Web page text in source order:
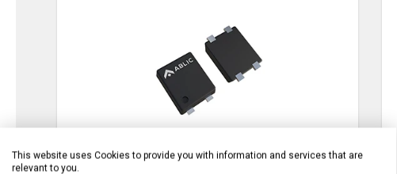
一般 (小型、低消費) 製品一覧
This website uses Cookies to provide you with information and services that are
relevant to you.